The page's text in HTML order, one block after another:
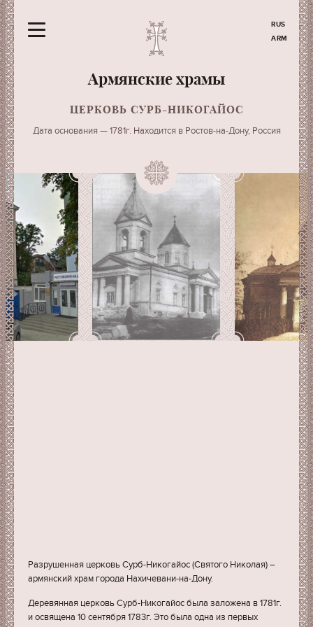
RUS
ARM
Армянские храмы
ЦЕРКОВЬ СУРБ-НИКОГАЙОС
Дата основания — 1781г. Находится в Ростов-на-Дону, Россия
Разрушенная церковь Сурб-Никогайос (Святого Николая) –
армянский храм города Нахичевани-на-Дону.
Деревянная церковь Сурб-Никогайос была заложена в 1781г.
и освящена 10 сентября 1783г. Это была одна из первых